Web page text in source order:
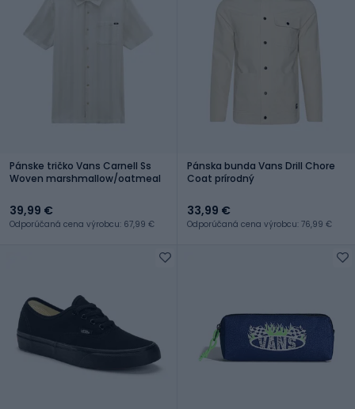
Pánske tričko Vans Carnell Ss
Woven marshmallow/oatmeal
39,99 €
Odporúčaná cena výrobcu: 67,99 €
Pánska bunda Vans Drill Chore
Coat prírodný
33,99 €
Odporúčaná cena výrobcu: 76,99 €